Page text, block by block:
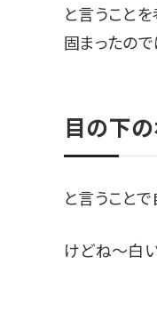
と言うこと
固まったの
目の下の
と言うこと
けどね〜白